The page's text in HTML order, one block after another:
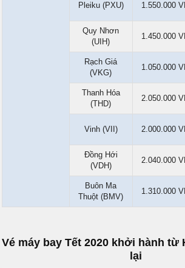
Pleiku (PXU) 1.550.000
Quy Nhơn
(UIH)
1.450.000
Rạch Giá
(VKG)
1.050.000
Thanh Hóa
(THD)
2.050.000
Vinh (VII) 2.000.000
Đồng Hới
(VDH)
2.040.000
Buôn Ma
Thuột (BMV)
1.310.000
Vé máy bay Tết 2020 khởi hành từ
lại